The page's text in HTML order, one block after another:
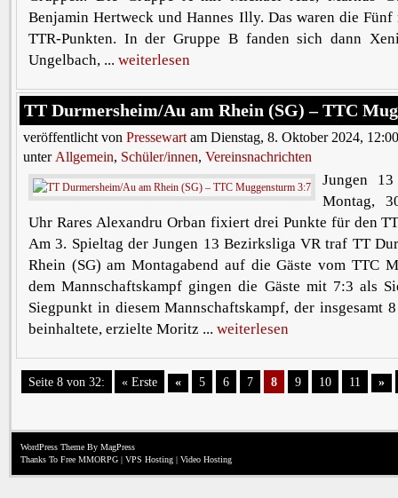
Benjamin Hertweck und Hannes Illy. Das waren die Fünf
TTR-Punkten. In der Gruppe B fanden sich dann
Ungelbach, ... weiterlesen
TT Durmersheim/Au am Rhein (SG) – TTC
veröffentlicht von Pressewart am Dienstag, 8. Oktober 2024,
unter Allgemein, Schüler/innen, Vereinsnachrichten
Jungen
Montag,
Uhr Rares Alexandru Orban fixiert drei Punkte für den
Am 3. Spieltag der Jungen 13 Bezirksliga VR traf TT
Rhein (SG) am Montagabend auf die Gäste vom TTC
dem Mannschaftskampf gingen die Gäste mit 7:3 als
Siegpunkt in diesem Mannschaftskampf, der insgesamt
beinhaltete, erzielte Moritz ... weiterlesen
Seite 8 von 32: « Erste « 5 6 7 8 9 10 11 »
WordPress Theme By MagPress
Thanks To Free MMORPG | VPS Hosting | Video Hosting